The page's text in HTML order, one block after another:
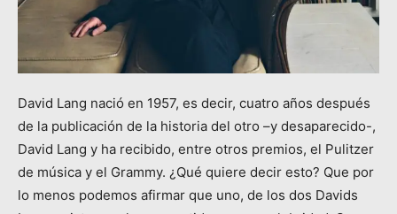
David Lang nació en 1957, es decir, cuatro años después
de la publicación de la historia del otro –y desaparecido-,
David Lang y ha recibido, entre otros premios, el Pulitzer
de música y el Grammy. ¿Qué quiere decir esto? Que por
lo menos podemos afirmar que uno, de los dos Davids